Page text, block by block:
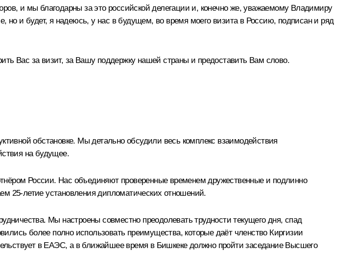
и мы благодарны за это российской делегации и, конечно же, уважаемому Владимиру
но и будет, я надеюсь, у нас в будущем, во время моего визита в Россию, подписан и ряд
Вас за визит, за Вашу поддержку нашей страны и предоставить Вам слово.
обстановке. Мы детально обсудили весь комплекс взаимодействия
на будущее.
России. Нас объединяют проверенные временем дружественные и подлинно
25-летие установления дипломатических отношений.
Мы настроены совместно преодолевать трудности текущего дня, спад
более полно использовать преимущества, которые даёт членство Киргизии
в ЕАЭС, а в ближайшее время в Бишкеке должно пройти заседание Высшего